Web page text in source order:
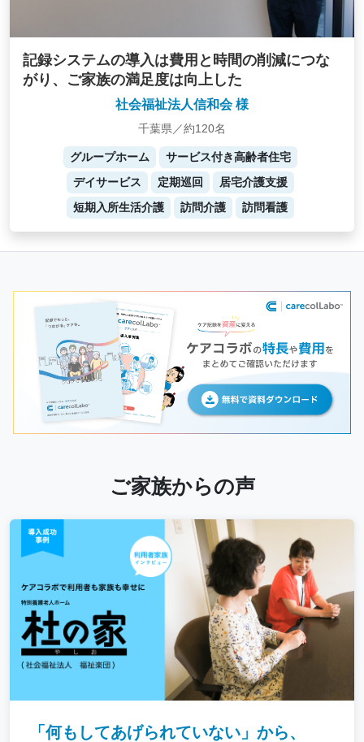
記録システムの導入は費用と時間の削減につな
がり、ご家族の満足度は向上した
社会福祉法人信和会 様
千葉県／約120名
グループホーム
サービス付き高齢者住宅
デイサービス
定期巡回
居宅介護支援
短期入所生活介護
訪問介護 訪問看護
ご家族からの声
「何もしてあげられていない」から、